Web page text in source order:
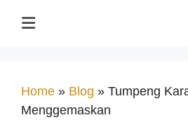
Home » Blog » Tumpeng
Menggemaskan